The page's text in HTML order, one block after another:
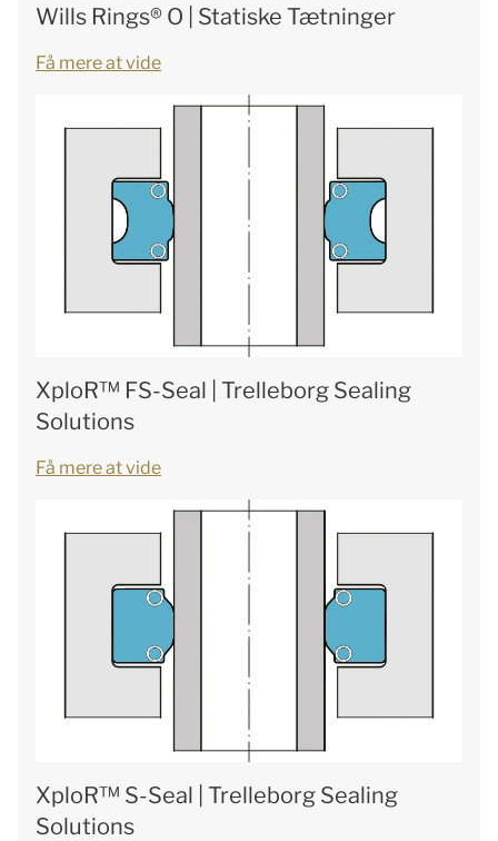
Wills Rings® O | Statiske Tætninger
Få mere at vide
XploR™ FS-Seal | Trelleborg Sealing
Solutions
Få mere at vide
XploR™ S-Seal | Trelleborg Sealing
Solutions